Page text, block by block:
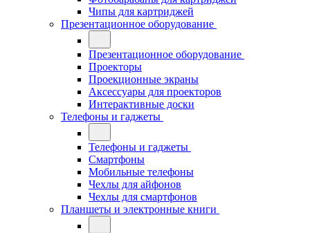
Чипы для картриджей
Презентационное оборудование
Презентационное оборудование
Проекторы
Проекционные экраны
Аксессуары для проекторов
Интерактивные доски
Телефоны и гаджеты
Телефоны и гаджеты
Смартфоны
Мобильные телефоны
Чехлы для айфонов
Чехлы для смартфонов
Планшеты и электронные книги